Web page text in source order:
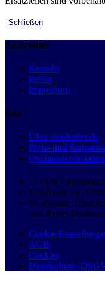
Schließen
Autobutler
Kontakt
Presse
Impressum
Info
Über autobutler.de
Preis- und
Qualitätswerkstätten
© 2026
Mühlenstr. 8a,
*Nationale
von Ihrem
Cookie
AGB
Cookies
Datenschutz